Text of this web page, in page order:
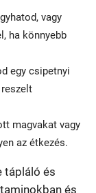
vagy
ha könnyebb
egy csipetnyi
magvakat vagy
az étkezés.
tápláló és
és